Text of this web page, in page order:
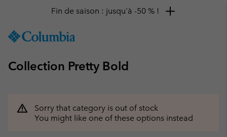
TO
SKIP
SKIP
Fin de saison : jusqu'à -50 % !
Collection Pretty Bold
Sorry that category is out of stock
You might like one of these options instead